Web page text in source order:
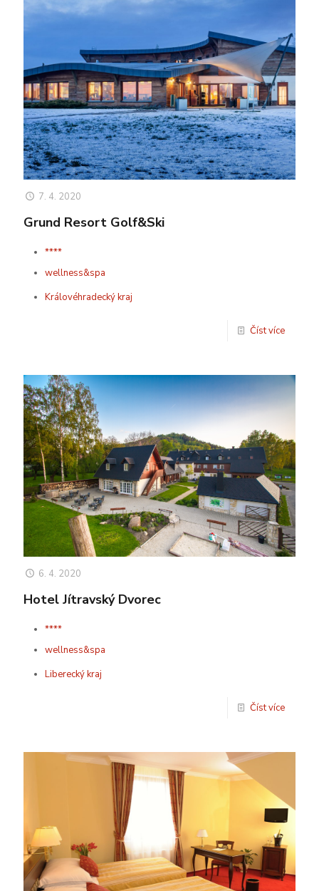
7. 4. 2020
Grund Resort Golf&Ski
****
wellness&spa
Královéhradecký kraj
Číst více
6. 4. 2020
Hotel Jítravský Dvorec
****
wellness&spa
Liberecký kraj
Číst více